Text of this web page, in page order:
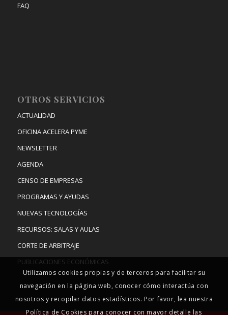
FAQ
OTROS SERVICIOS
ACTUALIDAD
OFICINA ACELERA PYME
NEWSLETTER
AGENDA
CENSO DE EMPRESAS
PROGRAMAS Y AYUDAS
NUEVAS TECNOLOGÍAS
RECURSOS: SALAS Y AULAS
CORTE DE ARBITRAJE
PUBLICACIONES ECONÓMICAS
Utilizamos cookies propias y de terceros para facilitar su
navegación en la página web, conocer cómo interactúa con
nosotros y recopilar datos estadísticos. Por favor, lea nuestra
Política de Cookies para conocer con mayor detalle las